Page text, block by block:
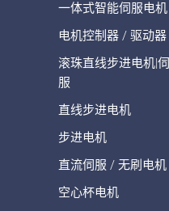
一体式智能伺服电机
电机控制器 / 驱动器
滚珠直线步进电机|伺
服
直线步进电机
步进电机
直流伺服 / 无刷电机
空心杯电机